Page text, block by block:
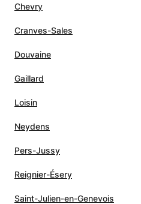
Chevry
Cranves-Sales
Douvaine
Gaillard
Loisin
Neydens
Pers-Jussy
Reignier-Ésery
Saint-Julien-en-Genevois